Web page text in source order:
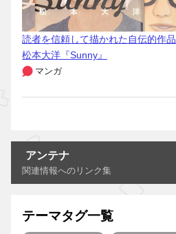
読者を信頼して描かれた自伝的作品
松本大洋『Sunny』
マンガ
アンテナ
関連情報へのリンク集
テーマタグ一覧